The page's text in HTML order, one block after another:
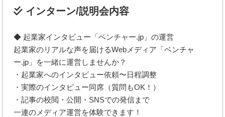
インターン/説明会内容
◆ 起業家インタビュー「ベンチャー.jp」の運営
起業家のリアルな声を届けるWebメディア「ベンチャ
ー.jp」を一緒に運営しませんか？
・起業家へのインタビュー依頼〜日程調整
・実際のインタビュー同席（質問もOK！）
・記事の校閲・公開・SNSでの発信まで
一連のメディア運営を体験できます！